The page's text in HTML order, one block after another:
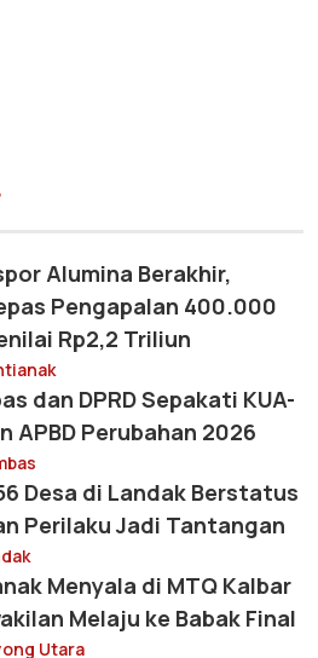
Alumina Berakhir,
Pengapalan 400.000
Rp2,2 Triliun
dan DPRD Sepakati KUA-
APBD Perubahan 2026
Desa di Landak Berstatus
Perilaku Jadi Tantangan
Menyala di MTQ Kalbar
Melaju ke Babak Final
Utara